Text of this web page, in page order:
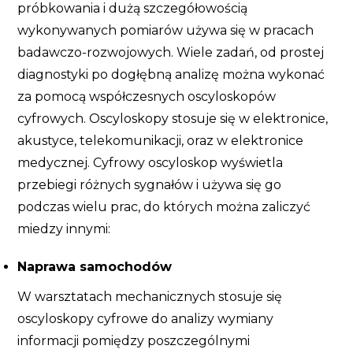
próbkowania i dużą szczegółowością
wykonywanych pomiarów używa się w pracach
badawczo-rozwojowych. Wiele zadań, od prostej
diagnostyki po dogłębną analizę można wykonać
za pomocą współczesnych oscyloskopów
cyfrowych. Oscyloskopy stosuje się w elektronice,
akustyce, telekomunikacji, oraz w elektronice
medycznej. Cyfrowy oscyloskop wyświetla
przebiegi różnych sygnałów i używa się go
podczas wielu prac, do których można zaliczyć
miedzy innymi:
Naprawa samochodów
W warsztatach mechanicznych stosuje się
oscyloskopy cyfrowe do analizy wymiany
informacji pomiędzy poszczególnymi